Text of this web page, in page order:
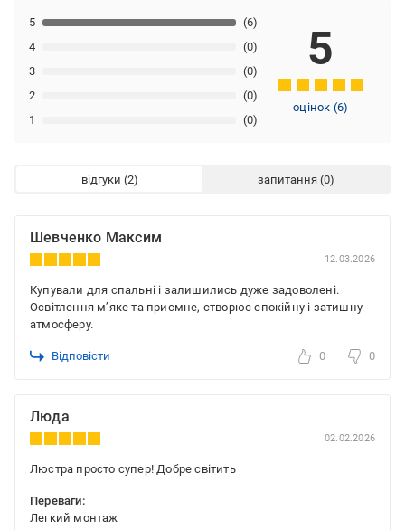
1 (0)
2 (0)
3 (0)
4 (0)
5 (6)
5
оцінок (6)
відгуки запитання
Шевченко Максим
12.03.2026
Купували для спальні і залишились дуже задоволені.
Освітлення м’яке та приємне, створює спокійну і затишну
атмосферу.
Відповісти 0 0
Люда
02.02.2026
Люстра просто супер! Добре світить
Переваги:
Легкий монтаж